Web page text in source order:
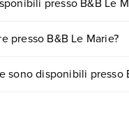
un appuntamento .
presso B&B Le Marie?
sono disponibili presso